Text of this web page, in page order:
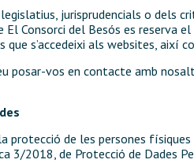
jurisprudencials o dels
Consorci del Besós es
s’accedeixi als websites, així
vos en contacte amb
protecció de les persones
3/2018, de Protecció de Dades